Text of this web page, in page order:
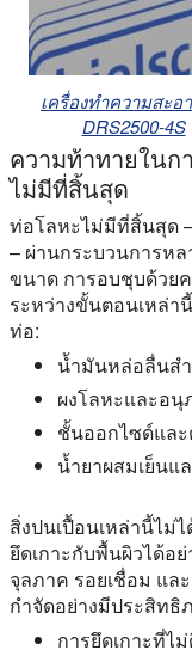
เครื่องทำความสะ
DRS2500-4S
ความท้าทายในก
ไม่มีที่สิ้นสุด
ท่อโลหะไม่มีที่สิ้นสุด
– ผ่านกระบวนการห
ขนาด การอบชุบด้วย
ระหว่างขั้นตอนเหล่า
ท่อ:
น้ำมันหล่อลื่นส
ผงโลหะและอ
ชั้นออกไซด์แล
น้ำยาผสมเย็นแ
สิ่งปนเปื้อนเหล่านี้ไม่
ยึดเกาะกับพื้นผิวได้อ
จุลภาค รอยเชื่อม แล
กำจัดอย่างมีประสิทธิ
การยึดเกาะที่ไ